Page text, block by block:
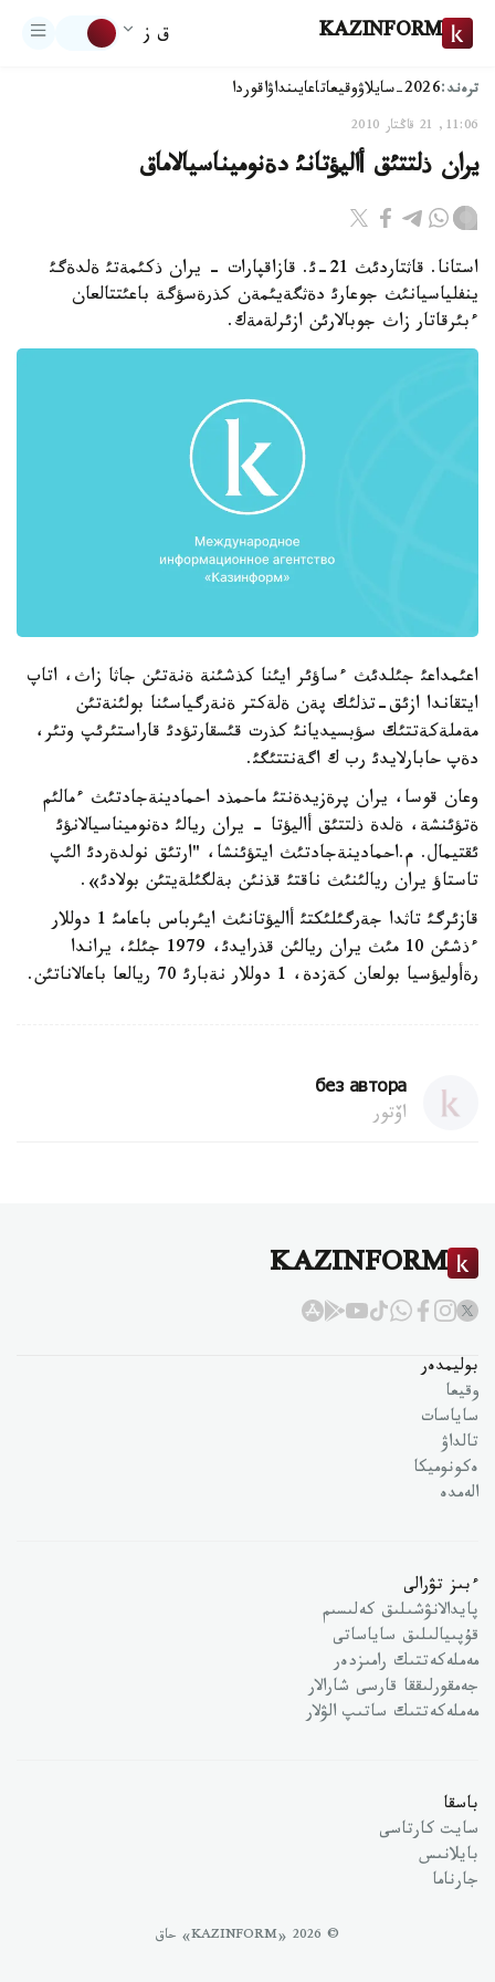
KAZINFORM ق ز
ترەند:2026-سايلاۋ وقيعاتاعايىنداۋاقوردا
11:06, 21 قاڭتار 2010
يران ذلتتئق أاليؤتانئ دةنوميناسيالاماق
استانا. قاثتاردئث 21-ئ. قازاقپارات - يران ذكئمةتئ ةلدةگئ
ينفلياسيانئث جوعارئ دةثگةيئمةن كذرةسؤگة باعئتتالعان
ءبئرقاتار زاث جوبالارئن ازئرلةمةك.
اعئمداعئ جئلدئث ءساؤئر ايئنا كذشئنة ةنةتئن جاثا زاث، اتاپ
ايتقاندا ازئق-تذلئك پةن ةلةكتر ةنةرگياسئنا بولئنةتئن
مةملةكةتتئك سؤبسيديانئ كذرت قئسقارتؤدئ قاراستئرئپ وتئر،
دةپ حابارلايدئ رب ك اگةنتتئگئ.
وعان قوسا، يران پرةزيدةنتئ ماحمذد احمادينةجادتئث ءمالئم
ةتؤئنشة، ةلدة ذلتتئق أاليؤتا - يران ريالئ دةنوميناسيالانؤئ
ئقتيمال. م.احمادينةجادتئث ايتؤئنشا، "ارتئق نولدةردئ الئپ
تاستاؤ يران ريالئنئث ناقتئ قذنئن بةلگئلةيتئن بولادئ».
قازئرگئ تاثدا جةرگئلئكتئ أاليؤتانئث ايئرباس باعامئ 1 دوللار
ءذشئن 10 مئث يران ريالئن قذرايدئ، 1979 جئلئ، يراندا
رةأوليؤسيا بولعان كةزدة، 1 دوللار نةبارئ 70 ريالعا باعالاناتئن.
без автора
اۆتور
KAZINFORM
بوليمدەر
وقيعا
ساياسات
تالداۋ
ەكونوميكا
الەمدە
ءبىز تۋرالى
پايدالانۋشىلىق كەلىسىم
قۇپىيالىلىق ساياساتى
مەملەكەتتىك رامىزدەر
جەمقورلىققا قارسى شارالار
مەملەكەتتىك ساتىپ الۋلار
باسقا
سايت كارتاسى
بايلانىس
جارناما
© 2026 «KAZINFORM» حاق